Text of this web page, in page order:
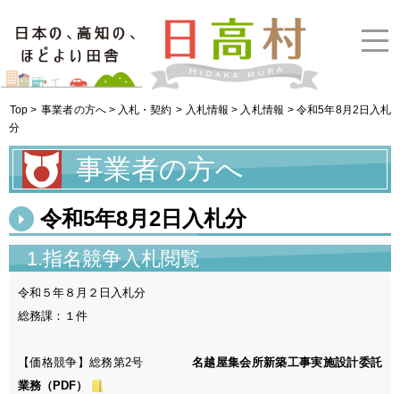
Top > 事業者の方へ > 入札・契約 > 入札情報 > 入札情報 > 令和5年8月2日入札
分
事業者の方へ
令和5年8月2日入札分
1.指名競争入札閲覧
令和５年８月２日入札分
総務課：１件
【価格競争】総務第2号 名越屋集会所新築工事実施設計委託
業務（PDF）